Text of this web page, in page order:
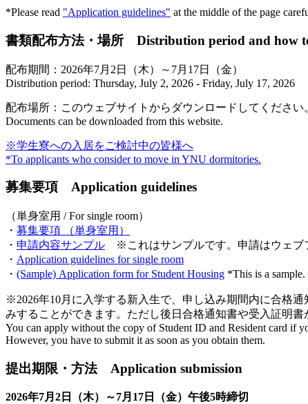
*Please read "Application guidelines" at the middle of the page
書類配布方法・場所 Distribution period and how
配布期間：2026年7月2日（木）～7月17日（金）
Distribution period: Thursday, July 2, 2026 - Friday, July 17, 2026
配布場所：このウェブサイトからダウンロードしてください
Documents can be downloaded from this website.
※学生寮への入居をご検討中の皆様へ
*To applicants who consider to move in YNU dormitories.
募集要項 Application guidelines
（単身室用 / For single room）
・ 募集要項 （単身室用）
・ 申請内容サンプル ※これはサンプルです。申請はウェブ
・ Application guidelines for single room
・ (Sample) Application form for Student Housing *This is a
※2026年10月に入学する新入生で、申し込み期間内に合格
みすることができます。ただし後日合格通知書や受入証明
You can apply without the copy of Student ID and Resident card if
However, you have to submit it as soon as you obtain them.
提出期限・方法 Application submission
2026年7月2日（木）～7月17日（金）午後5時締切